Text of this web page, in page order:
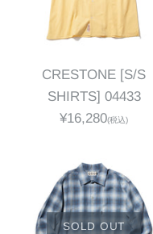
CRESTONE [S/S
SHIRTS] 04433
¥16,280(税込)
SOLD OUT